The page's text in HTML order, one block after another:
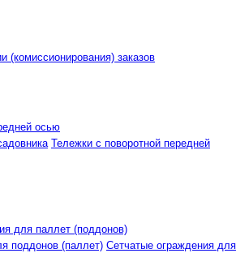
(комиссионирования) заказов
осью
Тележки с поворотной передней
для паллет (поддонов)
поддонов (паллет) Сетчатые ограждения для